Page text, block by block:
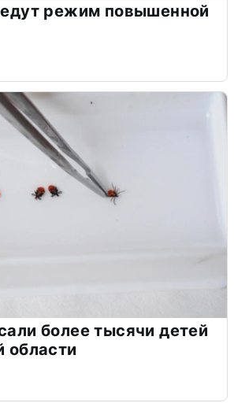
режим повышенной
более тысячи детей
области